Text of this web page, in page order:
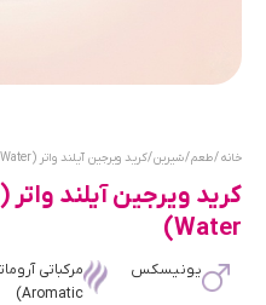
خانه/طعم/شیرین/ کرید ویرجین آیلند واتر (Creed Virgin Island Water)
Water)
یونیسکس
Aromatic)